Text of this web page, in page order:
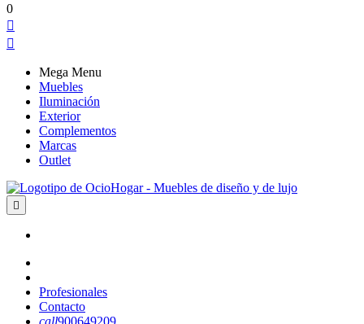
0


Mega Menu
Muebles
Iluminación
Exterior
Complementos
Marcas
Outlet

Profesionales
Contacto
call900649209